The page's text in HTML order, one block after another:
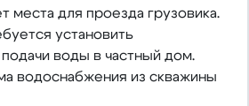
места для проезда грузовика.
установить
воды в частный дом.
водоснабжения из скважины